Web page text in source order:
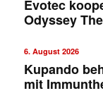
Evotec
Odyssey
6. August 2026
Kupando
mit